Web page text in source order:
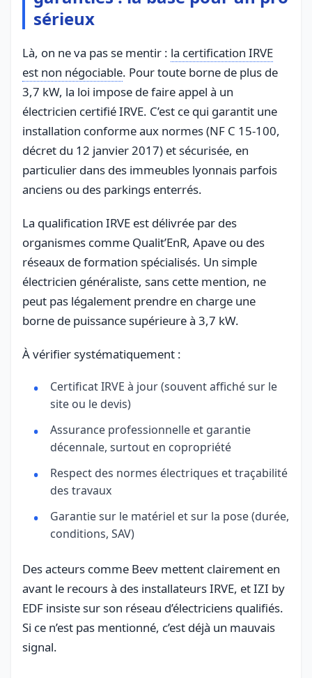
sérieux
Là, on ne va pas se mentir : la certification IRVE
est non négociable. Pour toute borne de plus de
3,7 kW, la loi impose de faire appel à un
électricien certifié IRVE. C’est ce qui garantit une
installation conforme aux normes (NF C 15-100,
décret du 12 janvier 2017) et sécurisée, en
particulier dans des immeubles lyonnais parfois
anciens ou des parkings enterrés.
La qualification IRVE est délivrée par des
organismes comme Qualit’EnR, Apave ou des
réseaux de formation spécialisés. Un simple
électricien généraliste, sans cette mention, ne
peut pas légalement prendre en charge une
borne de puissance supérieure à 3,7 kW.
À vérifier systématiquement :
Certificat IRVE à jour (souvent affiché sur le
site ou le devis)
Assurance professionnelle et garantie
décennale, surtout en copropriété
Respect des normes électriques et traçabilité
des travaux
Garantie sur le matériel et sur la pose (durée,
conditions, SAV)
Des acteurs comme Beev mettent clairement en
avant le recours à des installateurs IRVE, et IZI by
EDF insiste sur son réseau d’électriciens qualifiés.
Si ce n’est pas mentionné, c’est déjà un mauvais
signal.